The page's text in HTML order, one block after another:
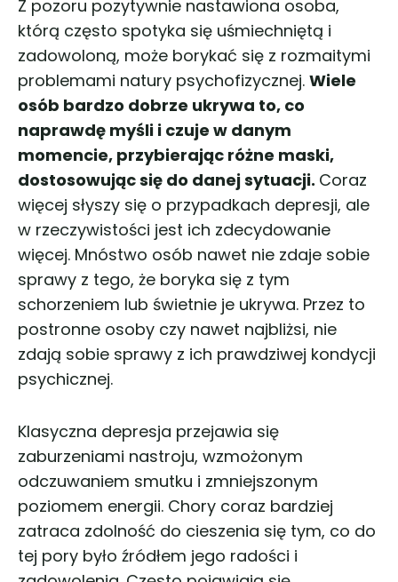
Z pozoru pozytywnie nastawiona osoba,
którą często spotyka się uśmiechniętą i
zadowoloną, może borykać się z rozmaitymi
problemami natury psychofizycznej. Wiele
osób bardzo dobrze ukrywa to, co
naprawdę myśli i czuje w danym
momencie, przybierając różne maski,
dostosowując się do danej sytuacji. Coraz
więcej słyszy się o przypadkach depresji, ale
w rzeczywistości jest ich zdecydowanie
więcej. Mnóstwo osób nawet nie zdaje sobie
sprawy z tego, że boryka się z tym
schorzeniem lub świetnie je ukrywa. Przez to
postronne osoby czy nawet najbliżsi, nie
zdają sobie sprawy z ich prawdziwej kondycji
psychicznej.
Klasyczna depresja przejawia się
zaburzeniami nastroju, wzmożonym
odczuwaniem smutku i zmniejszonym
poziomem energii. Chory coraz bardziej
zatraca zdolność do cieszenia się tym, co do
tej pory było źródłem jego radości i